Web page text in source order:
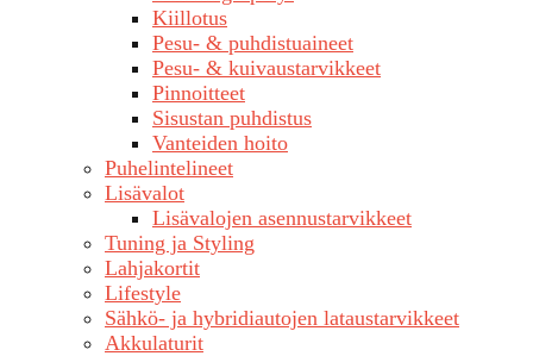
Kiillotus
Pesu- & puhdistuaineet
Pesu- & kuivaustarvikkeet
Pinnoitteet
Sisustan puhdistus
Vanteiden hoito
Puhelintelineet
Lisävalot
Lisävalojen asennustarvikkeet
Tuning ja Styling
Lahjakortit
Lifestyle
Sähkö- ja hybridiautojen lataustarvikkeet
Akkulaturit